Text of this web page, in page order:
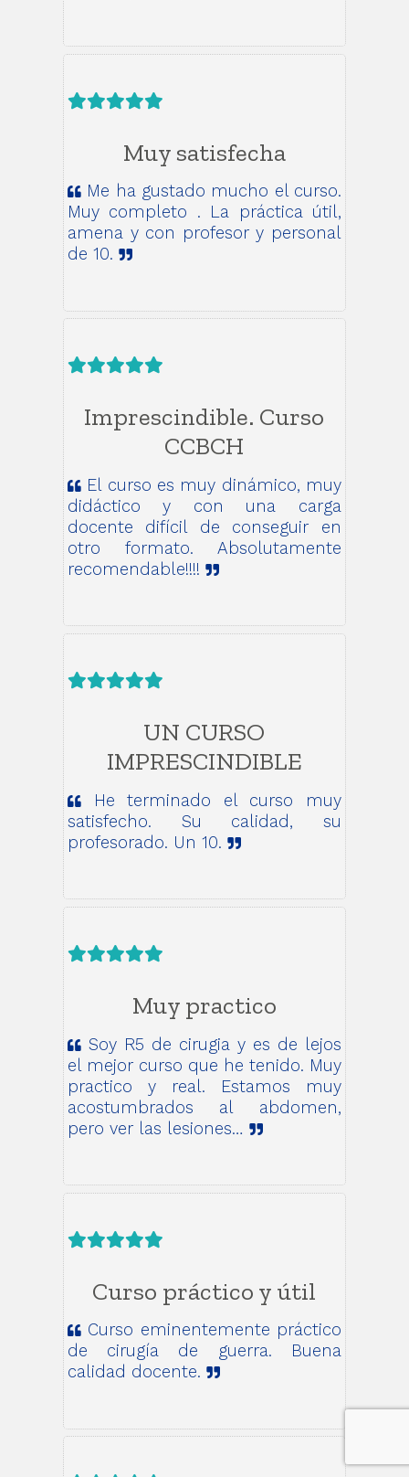
Muy satisfecha
Me ha gustado mucho el curso.
Muy completo . La práctica útil,
amena y con profesor y personal
de 10.
Imprescindible. Curso
CCBCH
El curso es muy dinámico, muy
didáctico y con una carga
docente difícil de conseguir en
otro formato. Absolutamente
recomendable!!!!
UN CURSO
IMPRESCINDIBLE
He terminado el curso muy
satisfecho. Su calidad, su
profesorado. Un 10.
Muy practico
Soy R5 de cirugia y es de lejos
el mejor curso que he tenido. Muy
practico y real. Estamos muy
acostumbrados al abdomen,
pero ver las lesiones…
Curso práctico y útil
Curso eminentemente práctico
de cirugía de guerra. Buena
calidad docente.